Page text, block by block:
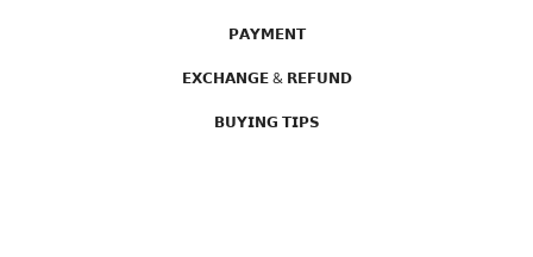
𝗣𝗔𝗬𝗠𝗘𝗡𝗧
𝗘𝗫𝗖𝗛𝗔𝗡𝗚𝗘 & 𝗥𝗘𝗙𝗨𝗡𝗗
𝗕𝗨𝗬𝗜𝗡𝗚 𝗧𝗜𝗣𝗦